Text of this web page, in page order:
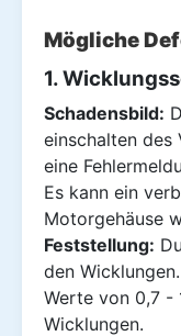
Mögliche
1.
Schadensbild:
einschalten des
eine
Es kann ein
Motorgehäuse
Feststellung:
den
Werte von 0,7 -
Wicklungen.